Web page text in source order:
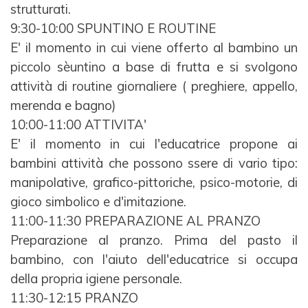
strutturati.
9:30-10:00 SPUNTINO E ROUTINE
E' il momento in cui viene offerto al bambino un
piccolo sèuntino a base di frutta e si svolgono
attività di routine giornaliere ( preghiere, appello,
merenda e bagno)
10:00-11:00 ATTIVITA'
E' il momento in cui l'educatrice propone ai
bambini attività che possono ssere di vario tipo:
manipolative, grafico-pittoriche, psico-motorie, di
gioco simbolico e d'imitazione.
11:00-11:30 PREPARAZIONE AL PRANZO
Preparazione al pranzo. Prima del pasto il
bambino, con l'aiuto dell'educatrice si occupa
della propria igiene personale.
11:30-12:15 PRANZO